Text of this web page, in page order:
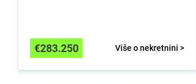
Više o nekretnini >
€283.250